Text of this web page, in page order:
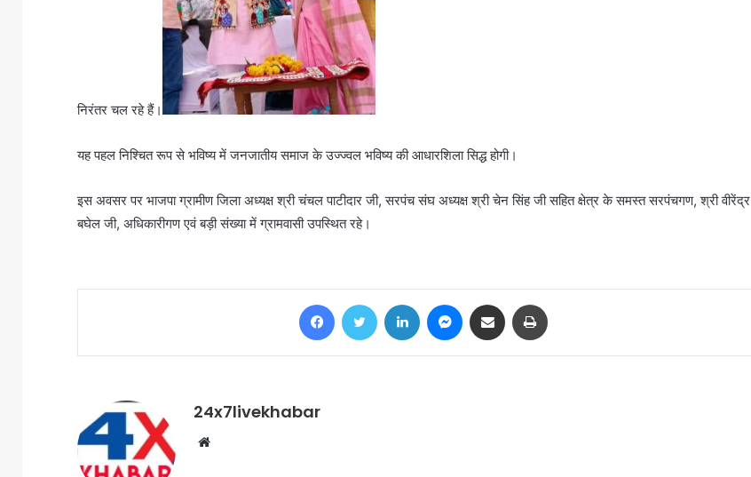
निरंतर चल रहे हैं।
यह पहल निश्चित रूप से भविष्य में जनजातीय समाज के उज्ज्वल भविष्य की आधारशिला सिद्ध होगी।
इस अवसर पर भाजपा ग्रामीण जिला अध्यक्ष श्री चंचल पाटीदार जी, सरपंच संघ अध्यक्ष श्री चेन सिंह जी सहित क्षेत्र के समस्त सरपंचगण, श्री वीरेंद्र
बघेल जी, अधिकारीगण एवं बड़ी संख्या में ग्रामवासी उपस्थित रहे।
FacebookTwitter LinkedIn Messenger
Share via Email
24x7livekhabar
Website